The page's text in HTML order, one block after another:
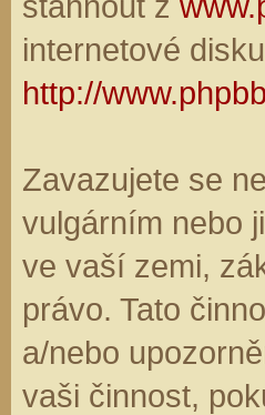
internetové
http://
Zavazujete se
vulgárním nebo
ve vaší zemi,
právo. Tato
a/nebo
vaši činnost,